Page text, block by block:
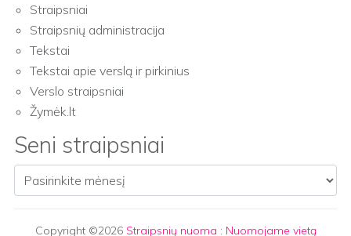
Straipsniai
Straipsnių administracija
Tekstai
Tekstai apie verslą ir pirkinius
Verslo straipsniai
Žymėk.lt
Seni straipsniai
Seni straipsniai
Copyright ©2026 Straipsnių nuoma : Nuomojame vietą